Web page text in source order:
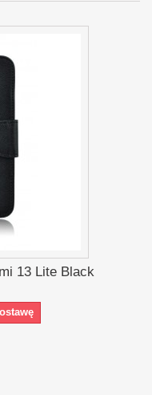
13 Lite Black